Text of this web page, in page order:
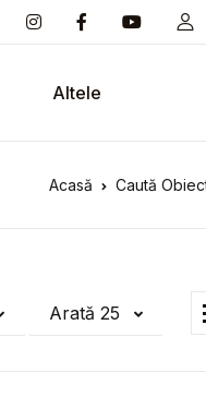
Altele
Acasă Caută
Arată 25